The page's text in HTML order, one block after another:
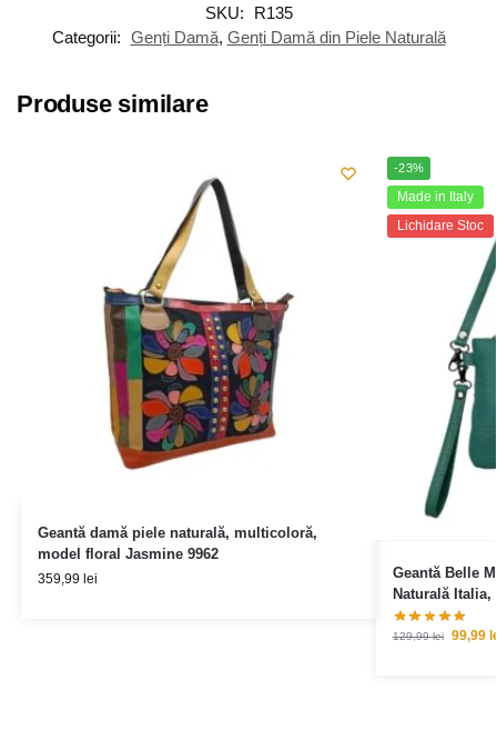
SKU:
R135
Categorii: Genți Damă, Genți Damă din Piele Naturală
Produse similare
Geantă damă piele naturală, multicoloră,
model floral Jasmine 9962
359,99 lei
-23%
Made in Italy
Lichidare Stoc
Geantă Belle
Naturală
129,99lei 99,99